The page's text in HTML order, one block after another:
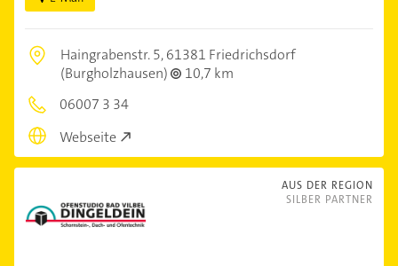
Haingrabenstr. 5,61381 Friedrichsdorf
(Burgholzhausen)
10,7 km
06007 3 34
Webseite
AUS DER REGION
SILBER PARTNER